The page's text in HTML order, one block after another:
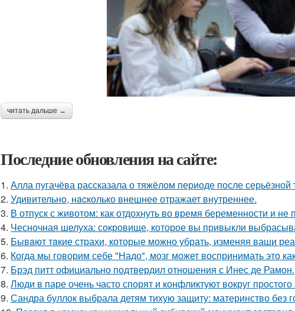
читать дальше →
Последние обновления на сайте:
1. Алла пугачёва рассказала о тяжёлом периоде после
2. Удивительнo, нacколько внешнее отражает внутреннее.
3. В отпуск с животом: как отдохнуть во время беременности и не
4. Чесночная шелуха: сокровище, которое вы привыкли
5. Бывaют тaкие страхи, которые можно убрать, изменяя ваши
6. Когда мы говорим себе "Надо", мозг может воспринимать это
7. Брэд питт официально подтвердил отношения с Инес де Рамон.
8. Люди в паре очень часто спорят и конфликтуют вокруг
9. Сандра буллок выбрала детям тихую защиту: материнство без